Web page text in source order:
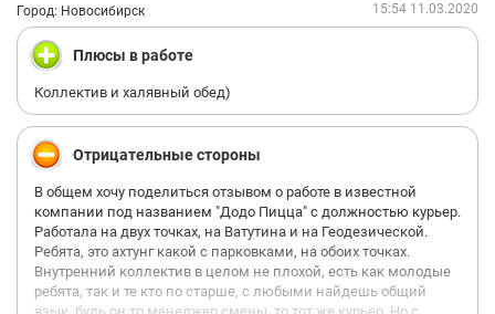
Город: Новосибирск 15:54 11.03.2020
Плюсы в работе
Коллектив и халявный обед)
Отрицательные стороны
В общем хочу поделиться отзывом о работе в известной
компании под названием "Додо Пицца" с должностью курьер.
Работала на двух точках, на Ватутина и на Геодезической.
Ребята, это ахтунг какой с парковками, на обоих точках.
Внутренний коллектив в целом не плохой, есть как молодые
ребята, так и те кто по старше, с любыми найдешь общий